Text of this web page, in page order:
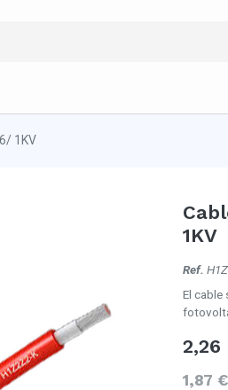
1KV
1KV
Ref.
El cable
2,26
1,87 €